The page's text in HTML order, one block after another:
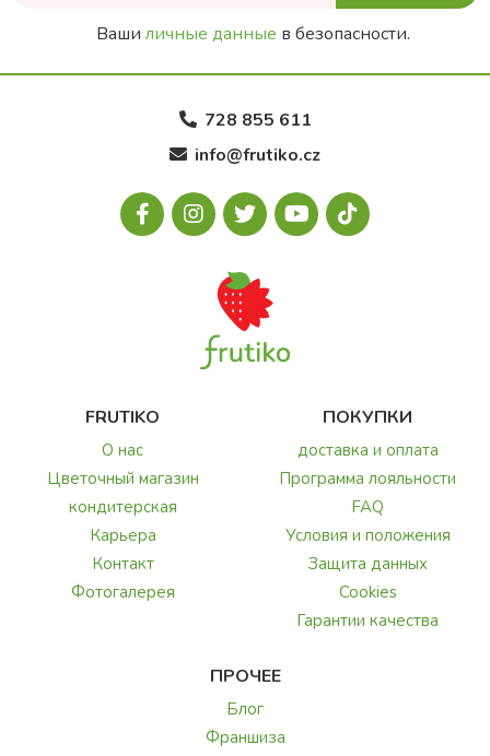
Ваши личные данные в безопасности.
728 855 611
info@frutiko.cz
FRUTIKO
О нас
Цветочный магазин
кондитерская
Карьера
Контакт
Фотогалерея
ПОКУПКИ
доставка и оплата
Программа лояльности
FAQ
Условия и положения
Защита данных
Cookies
Гарантии качества
ПРОЧЕЕ
Блог
Франшиза